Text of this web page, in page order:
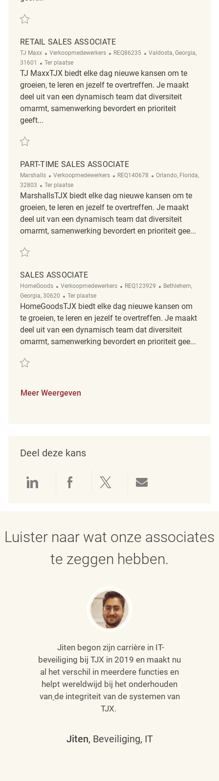
Redden Retail Sales Associate REQ113299
RETAIL SALES ASSOCIATE
TJ Maxx Categorie
Verkoopmedewerkers ReqId
REQ86235 Plaats
Valdosta, Georgia,
31601
Afgelegen
Ter plaatse
TJ MaxxTJX biedt elke dag nieuwe kansen om te
groeien, te leren en jezelf te overtreffen. Je maakt
deel uit van een dynamisch team dat diversiteit
omarmt, samenwerking bevordert en prioriteit
geeft...
Redden Retail Sales Associate REQ86235
PART-TIME SALES ASSOCIATE
Marshalls Categorie
Verkoopmedewerkers ReqId
REQ140678 Plaats
Orlando, Florida,
32803
Afgelegen
Ter plaatse
MarshallsTJX biedt elke dag nieuwe kansen om te
groeien, te leren en jezelf te overtreffen. Je maakt
deel uit van een dynamisch team dat diversiteit
omarmt, samenwerking bevordert en prioriteit gee...
Redden Part-time Sales Associate REQ140678
SALES ASSOCIATE
HomeGoods Categorie
Verkoopmedewerkers ReqId
REQ123929 Plaats
Bethlehem,
Georgia, 30620
Afgelegen
Ter plaatse
HomeGoodsTJX biedt elke dag nieuwe kansen om
te groeien, te leren en jezelf te overtreffen. Je maakt
deel uit van een dynamisch team dat diversiteit
omarmt, samenwerking bevordert en prioriteit gee...
Redden Sales Associate REQ123929
Meer Weergeven
Deel deze kans
Delen via LinkedIn
Delen via Facebook
Delen via twitter
Luister naar wat onze associates
te zeggen hebben.
Jiten begon zijn carrière in IT-
beveiliging bij TJX in 2019 en maakt nu
al het verschil in meerdere functies en
helpt wereldwijd bij het onderhouden
van de integriteit van de systemen van
TJX.
Jiten, Beveiliging, IT